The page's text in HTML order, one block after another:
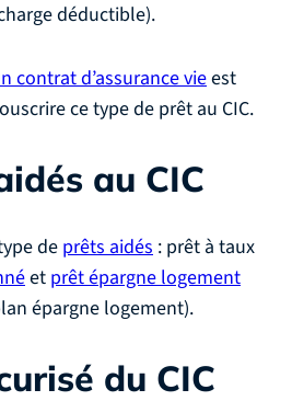
déductible).
contrat d’assurance vieest
ce type de prêt au CIC.
au CIC
de prêts aidés : prêt à taux
et prêt épargne logement
épargne logement).
du CIC